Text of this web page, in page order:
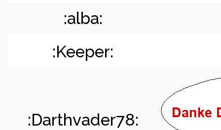
:alba:
:Keeper:
:Darthvader78: